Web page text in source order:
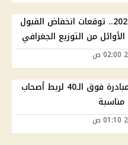
تنسيق الجامعات 2026.. توقعات انخفاض القبول
وزارة العمل تعلن مبادرة فوق الـ40 لربط أصحاب